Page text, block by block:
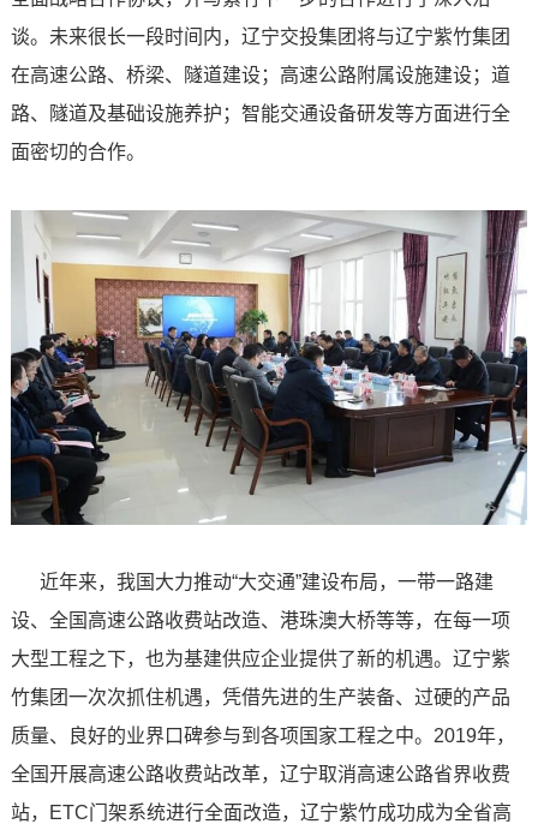
谈。未来很长一段时间内，辽宁交投集团将与辽宁紫竹集团
在高速公路、桥梁、隧道建设；高速公路附属设施建设；道
路、隧道及基础设施养护；智能交通设备研发等方面进行全
面密切的合作。
近年来，我国大力推动“大交通”建设布局，一带一路建
设、全国高速公路收费站改造、港珠澳大桥等等，在每一项
大型工程之下，也为基建供应企业提供了新的机遇。辽宁紫
竹集团一次次抓住机遇，凭借先进的生产装备、过硬的产品
质量、良好的业界口碑参与到各项国家工程之中。2019年，
全国开展高速公路收费站改革，辽宁取消高速公路省界收费
站，ETC门架系统进行全面改造，辽宁紫竹成功成为全省高